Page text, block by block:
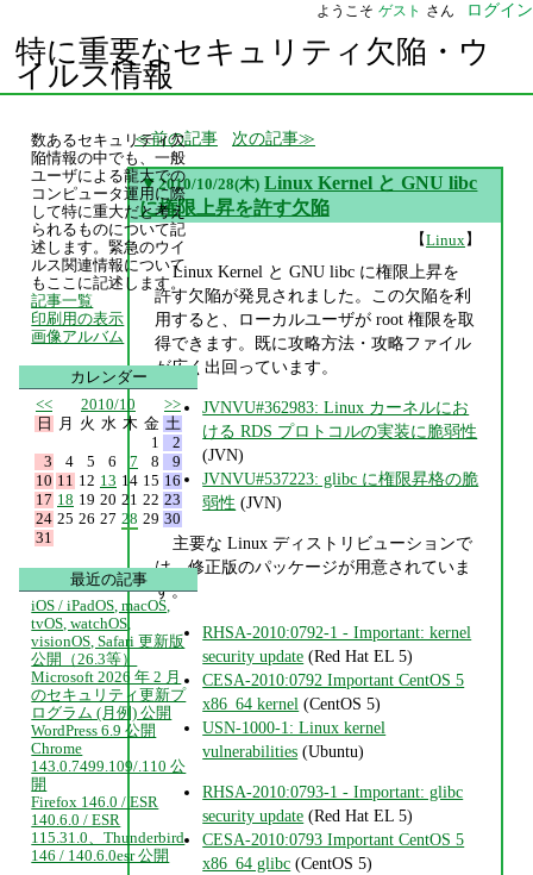
ようこそ ゲスト さん ログイン
特に重要なセキュリティ欠陥・ウ
イルス情報
前の記事 次の記事
▼ 2010/10/28(木) Linux Kernel と GNU libc
に権限上昇を許す欠陥
【Linux】
Linux Kernel と GNU libc に権限上昇を
許す欠陥が発見されました。この欠陥を利
用すると、ローカルユーザが root 権限を取
得できます。既に攻略方法・攻略ファイル
が広く出回っています。
JVNVU#362983: Linux カーネルにお
ける RDS プロトコルの実装に脆弱性
(JVN)
JVNVU#537223: glibc に権限昇格の脆
弱性 (JVN)
主要な Linux ディストリビューションで
は、修正版のパッケージが用意されていま
す。
RHSA-2010:0792-1 - Important: kernel
security update (Red Hat EL 5)
CESA-2010:0792 Important CentOS 5
x86_64 kernel (CentOS 5)
USN-1000-1: Linux kernel
vulnerabilities (Ubuntu)
RHSA-2010:0793-1 - Important: glibc
security update (Red Hat EL 5)
CESA-2010:0793 Important CentOS 5
x86_64 glibc (CentOS 5)
数あるセキュリティ欠
陥情報の中でも、一般
ユーザによる龍大での
コンピュータ運用に際
して特に重大だと考え
られるものについて記
述します。緊急のウイ
ルス関連情報について
もここに記述します。
記事一覧
印刷用の表示
画像アルバム
カレンダー
<<
2010/10
>>
日
月 火 水 木 金 土
1
2
3
4 5 6 7 8
9
10 11 12 13 14 15 16
17 18 19 20 21 22 23
24 25 26 27 28 29 30
31
最近の記事
iOS / iPadOS, macOS,
tvOS, watchOS,
visionOS, Safari 更新版
公開（26.3等）
Microsoft 2026 年 2 月
のセキュリティ更新プ
ログラム (月例) 公開
WordPress 6.9 公開
Chrome
143.0.7499.109/.110 公
開
Firefox 146.0 / ESR
140.6.0 / ESR
115.31.0、Thunderbird
146 / 140.6.0esr 公開